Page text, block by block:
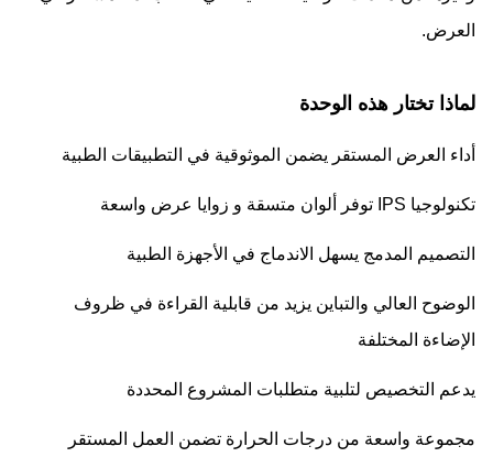
العرض.
لماذا تختار هذه الوحدة
أداء العرض المستقر يضمن الموثوقية في التطبيقات الطبية
تكنولوجيا IPS توفر ألوان متسقة و زوايا عرض واسعة
التصميم المدمج يسهل الاندماج في الأجهزة الطبية
الوضوح العالي والتباين يزيد من قابلية القراءة في ظروف
الإضاءة المختلفة
يدعم التخصيص لتلبية متطلبات المشروع المحددة
مجموعة واسعة من درجات الحرارة تضمن العمل المستقر